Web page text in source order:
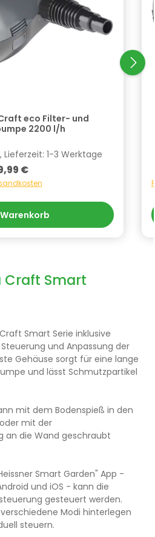
eco Filter- und
2200 l/h
1-3 Werktage
Preis:
€
Craft Smart
Smart Serie inklusive
und Anpassung der
Gehäuse sorgt für eine lange
und lässt Schmutzpartikel
mit dem Bodenspieß in den
mit der
an die Wand geschraubt
Smart Garden" App -
und iOS - kann die
gesteuert werden.
Modi hinterlegen
steuern.